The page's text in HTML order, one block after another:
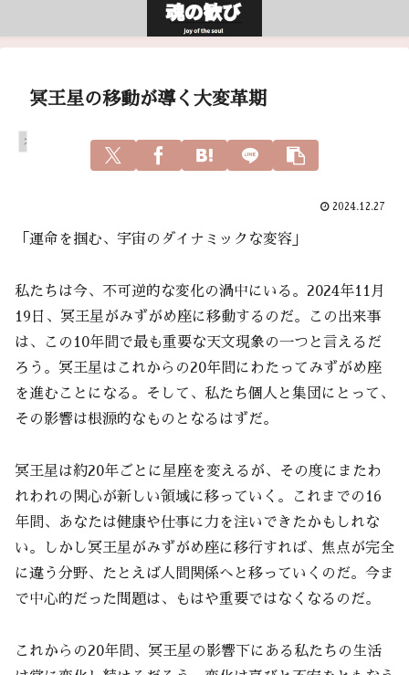
冥王星の移動が導く大変革期
スピリチュアル
2024.12.27
「運命を掴む、宇宙のダイナミックな変容」
私たちは今、不可逆的な変化の渦中にいる。2024年11月
19日、冥王星がみずがめ座に移動するのだ。この出来事
は、この10年間で最も重要な天文現象の一つと言えるだ
ろう。冥王星はこれからの20年間にわたってみずがめ座
を進むことになる。そして、私たち個人と集団にとって、
その影響は根源的なものとなるはずだ。
冥王星は約20年ごとに星座を変えるが、その度にまたわ
れわれの関心が新しい領域に移っていく。これまでの16
年間、あなたは健康や仕事に力を注いできたかもしれな
い。しかし冥王星がみずがめ座に移行すれば、焦点が完全
に違う分野、たとえば人間関係へと移っていくのだ。今ま
で中心的だった問題は、もはや重要ではなくなるのだ。
これからの20年間、冥王星の影響下にある私たちの生活